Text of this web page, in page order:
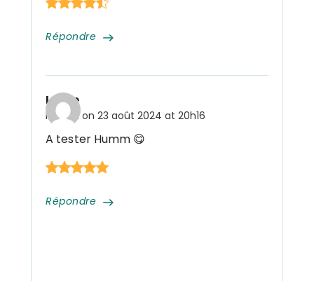
Répondre
Lesne
Posted on 23 août 2024 at 20h16
Répondre
A tester Humm 😋